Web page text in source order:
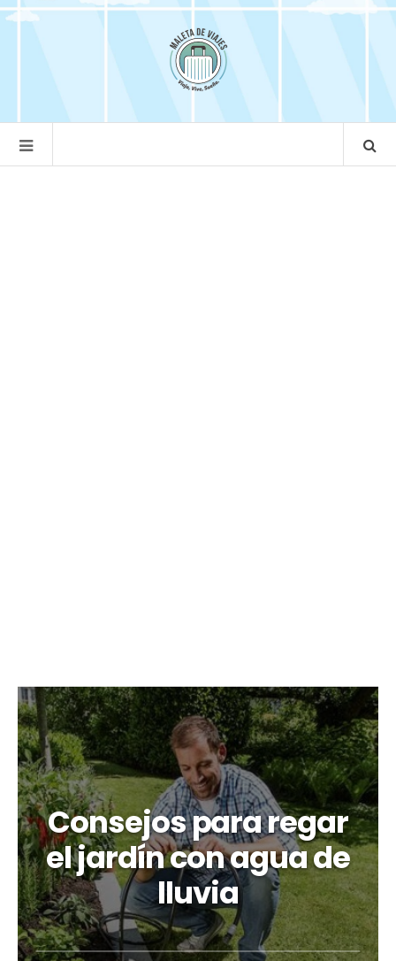
Consejos para regar
el jardín con agua de
lluvia